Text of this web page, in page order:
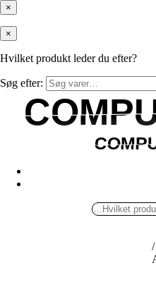
×
×
Hvilket produkt leder du efter?
Søg efter:
/